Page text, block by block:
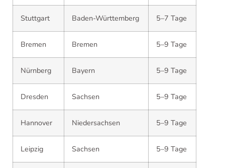
Stuttgart Baden-Württemberg 5–7 Tage
Bremen Bremen 5–9 Tage
Nürnberg Bayern 5–9 Tage
Dresden Sachsen 5–9 Tage
Hannover Niedersachsen 5–9 Tage
Leipzig Sachsen 5–9 Tage